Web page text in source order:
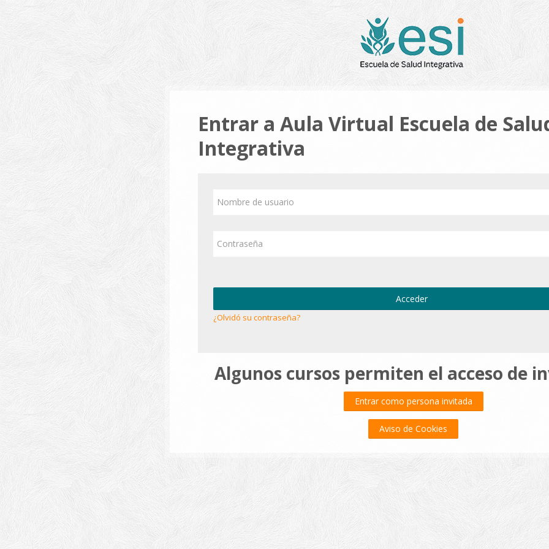
Entrar a Aula Virtual Escuela de
Integrativa
Acceder
¿Olvidó su contraseña?
Algunos cursos permiten el acceso de
Entrar como persona invitada
Aviso de Cookies